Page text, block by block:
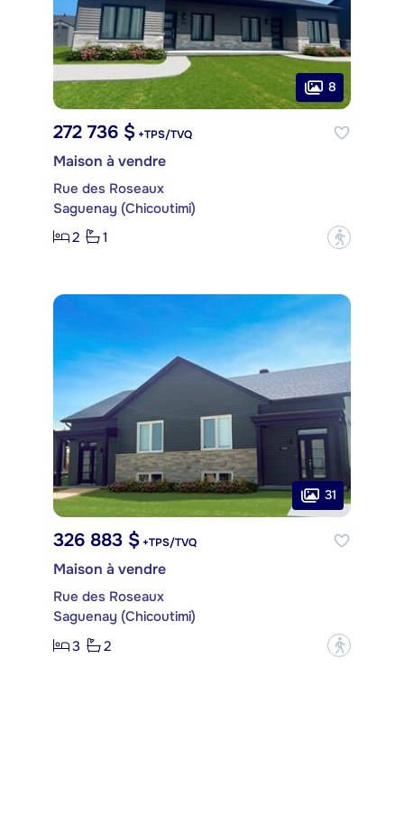
8
272 736 $ +TPS/TVQ
Maison à vendre
Rue des Roseaux
Saguenay (Chicoutimi)
2
1 ?
31
326 883 $ +TPS/TVQ
Maison à vendre
Rue des Roseaux
Saguenay (Chicoutimi)
3
2 ?